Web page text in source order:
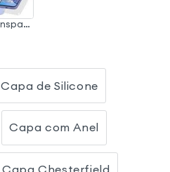
Transparente
Capa de Silicone
Capa com Anel